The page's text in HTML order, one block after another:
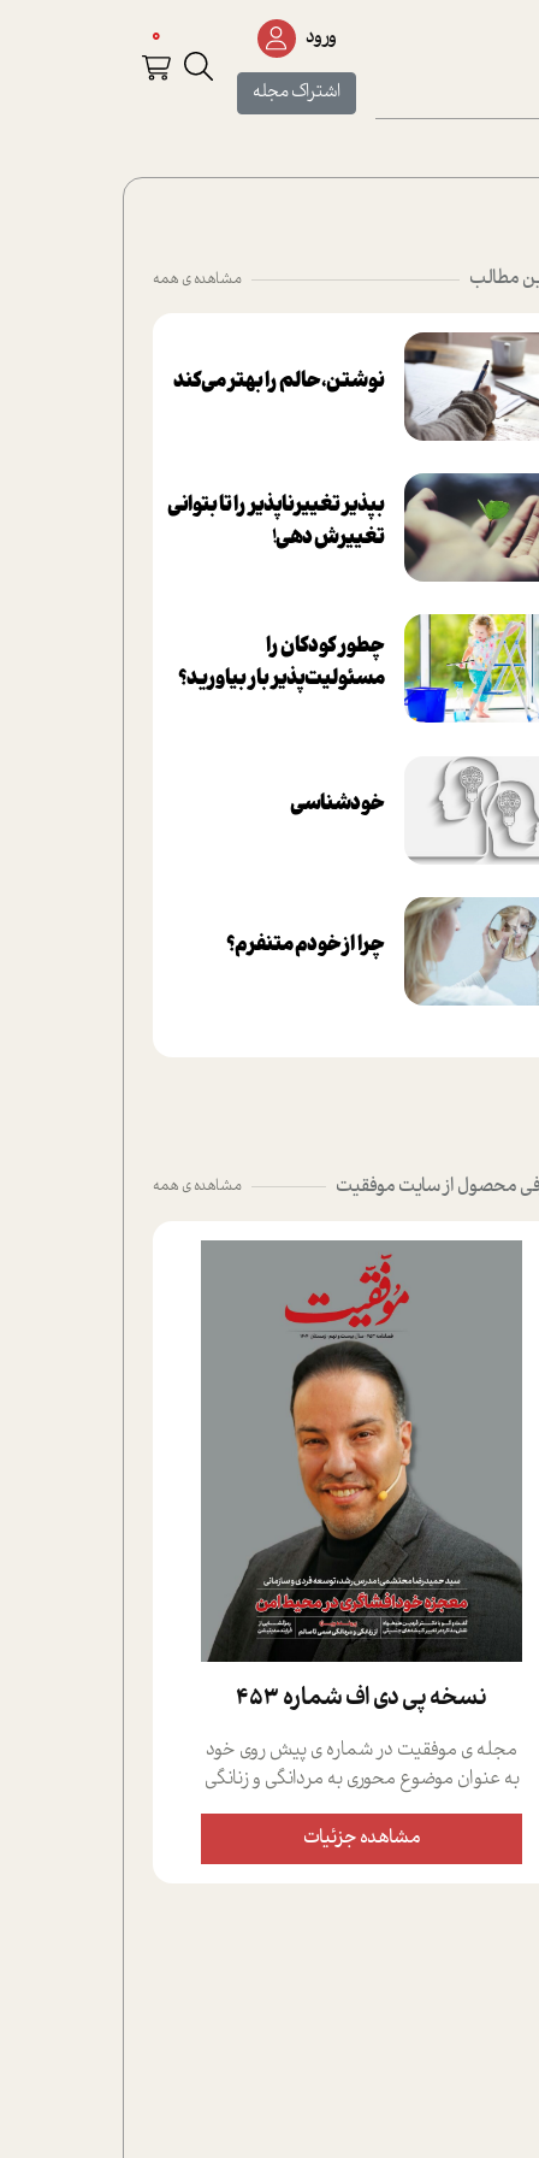
ورود
اشتراک مجله
0
مطالب مشاهده ی همه
نوشتن، حالم را بهتر می‌کند
بپذير تغييرناپذير را تا بتواني
تغييرش دهي!‏
چطور کودکان را
مسئولیت‌پذیر بار بیاورید؟
خودشناسی
چرا از خودم متنفرم؟
محصول از سایت موفقیت مشاهده ی همه
نسخه پي دي اف شماره 453
مجله ی موفقیت در شماره ی پیش روی خود
به عنوان موضوع محوری به مردانگی و زنانگی
سمی پرداخته است؛ علاوه بر این که؛ گفت و
گویی اختصاصی داشته ایم با فردین علیخواه،
جامعه شناس در بخش های مختلف تلاش
مشاهده جزئیات